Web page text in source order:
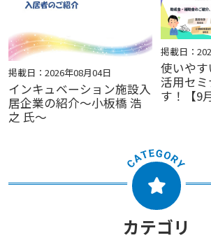
掲載日：2026年08月04日
インキュベーション施設入
居企業の紹介～小板橋 浩
之 氏～
掲載日：
使いや
活用セ
す！【9
カテゴリ